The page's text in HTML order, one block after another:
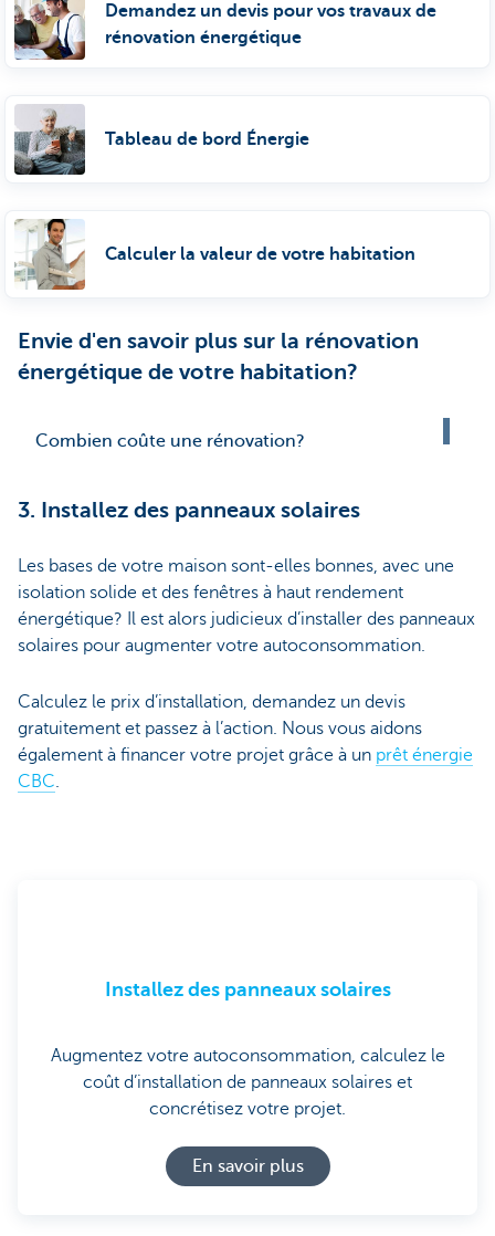
Demandez un devis pour vos travaux de
rénovation énergétique
Tableau de bord Énergie
Calculer la valeur de votre habitation
Envie d'en savoir plus sur la rénovation
énergétique de votre habitation?
Combien coûte une rénovation?
3. Installez des panneaux solaires
Les bases de votre maison sont-elles bonnes, avec une
isolation solide et des fenêtres à haut rendement
énergétique? Il est alors judicieux d’installer des panneaux
solaires pour augmenter votre autoconsommation.
Calculez le prix d’installation, demandez un devis
gratuitement et passez à l’action. Nous vous aidons
également à financer votre projet grâce à un prêt énergie
CBC.
Installez des panneaux solaires
Augmentez votre autoconsommation, calculez le
coût d’installation de panneaux solaires et
concrétisez votre projet.
En savoir plus